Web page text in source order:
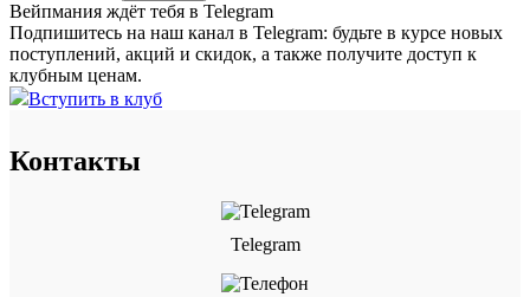
Вейпмания ждёт тебя в Telegram
Подпишитесь на наш канал в Telegram: будьте в курсе новых
поступлений, акций и скидок, а также получите доступ к
клубным ценам.
Вступить в клуб
Контакты
Telegram